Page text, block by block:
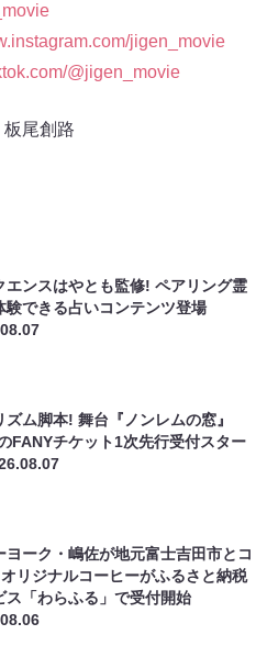
jigen_movie
@jigen_movie
板尾創路
エンスはやとも監修! ペアリング霊
験できる占いコンテンツ登場
ズム脚本! 舞台『ノンレムの窓』
FANYチケット1次先行受付スター
ヨーク・嶋佐が地元富士吉田市とコ
リジナルコーヒーがふるさと納税
ス「わらふる」で受付開始